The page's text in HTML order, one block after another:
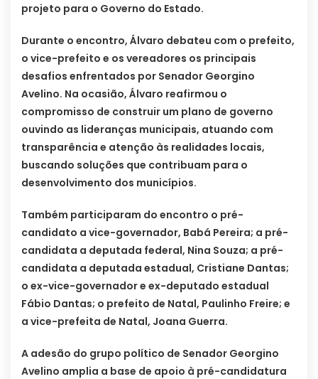
projeto para o Governo do Estado.
Durante o encontro, Álvaro debateu com o prefeito,
o vice-prefeito e os vereadores os principais
desafios enfrentados por Senador Georgino
Avelino. Na ocasião, Álvaro reafirmou o
compromisso de construir um plano de governo
ouvindo as lideranças municipais, atuando com
transparência e atenção às realidades locais,
buscando soluções que contribuam para o
desenvolvimento dos municípios.
Também participaram do encontro o pré-
candidato a vice-governador, Babá Pereira; a pré-
candidata a deputada federal, Nina Souza; a pré-
candidata a deputada estadual, Cristiane Dantas;
o ex-vice-governador e ex-deputado estadual
Fábio Dantas; o prefeito de Natal, Paulinho Freire; e
a vice-prefeita de Natal, Joana Guerra.
A adesão do grupo político de Senador Georgino
Avelino amplia a base de apoio à pré-candidatura